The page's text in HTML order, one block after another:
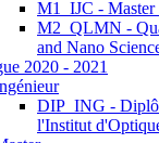
M1_IJC -
M2_QLMN -
and Nano
2020 - 2021
DIP_ING -
l'Institut